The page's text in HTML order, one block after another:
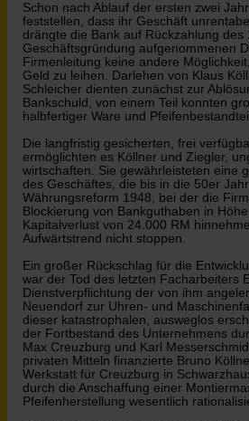
Schon nach Ablauf der ersten zwei
feststellen, dass ihr Geschäft
drängte die Bank auf Rückzahlung des
Geschäftsgründung aufgenommenen
Firmenleitung keine andere
Geld zu leihen. Darlehen von Klaus
Schleicher dienten zunächst zur
Bankschuld, von einem Teil konnten
halbfertiger Ware und
Die langfristig gesicherten, frei
ermöglichten es Köllner und Ziegler,
wirtschaften. Sie gewährleisteten eine
des Geschäftes, die bis in die 50er
Währungsreform 1948, bei der die
Blockierung von Bankguthaben in
Kapitalverlust von 24.000 RM
Aufwärtstrend nicht stoppen.
Ein großer Rückschlag für die
war der Tod des letzten Facharbeiters
Dienstverpflichtung der von ihm
Neuendorf zur Uhren- und
dieser katastrophalen, ausweglos
der Fortbestand des Unternehmens
Max Creuzburg und Karl
privaten Mitteln finanzierte Bruno
Werkstatt für Creuzburg in
durch die Anschaffung einer
Pfeifenherstellung wesentlich